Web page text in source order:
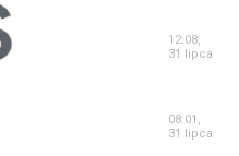
12:08,
31 lipca
08:01,
31 lipca